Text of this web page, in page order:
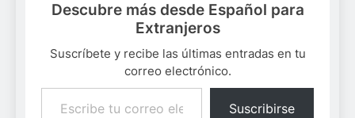
Descubre más desde Español para
Extranjeros
Suscríbete y recibe las últimas entradas en tu
correo electrónico.
Escribe tu correo electrónico…
Suscribirse